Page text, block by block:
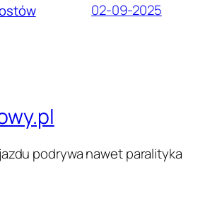
02-09-2025
podrywa nawet paralityka